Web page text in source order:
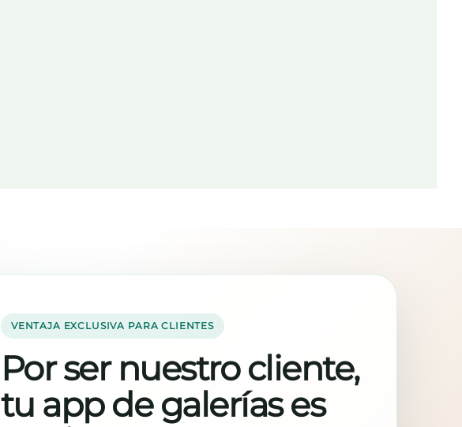
VENTAJA EXCLUSIVA PARA CLIENTES
Por ser nuestro cliente,
tu app de galerías es